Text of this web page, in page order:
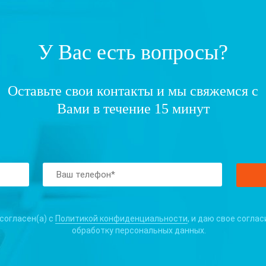
У Вас есть вопросы?
Оставьте свои контакты и мы свяжемся с
Вами в течение 15 минут
с Политикой конфиденциальности, и даю свое
обработку персональных данных.